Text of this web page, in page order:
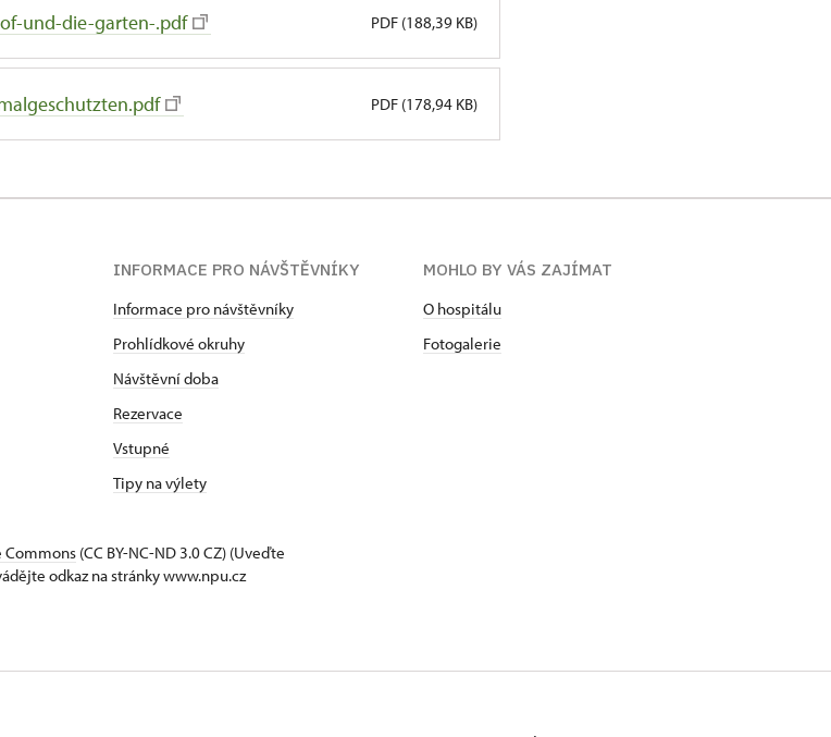
und-die-garten-.pdf PDF (188,39 KB)
PDF (178,94 KB)
INFORMACE PRO NÁVŠTĚVNÍKY
Informace pro návštěvníky
Prohlídkové okruhy
Návštěvní doba
Rezervace
Vstupné
Tipy na výlety
MOHLO BY VÁS ZAJÍMAT
O hospitálu
Fotogalerie
Commons (CC BY-NC-ND 3.0 CZ) (Uveďte
odkaz na stránky www.npu.cz